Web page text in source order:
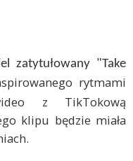
zatytułowany "Take
rytmami
z TikTokową
klipu będzie miała